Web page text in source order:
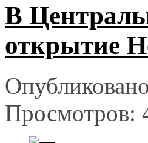
В
открытие
Просмотров: